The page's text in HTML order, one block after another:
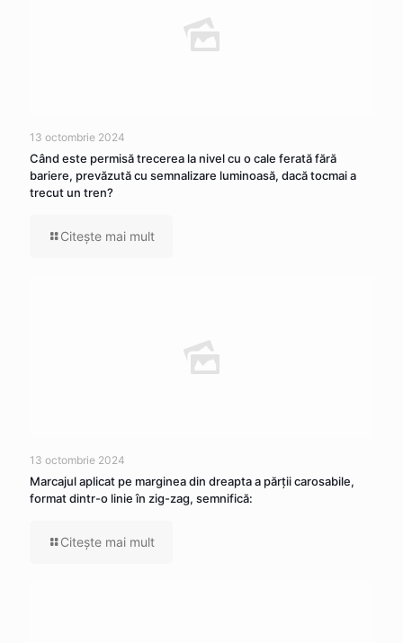
13 octombrie 2024
Când este permisă trecerea la nivel cu o cale ferată fără
bariere, prevăzută cu semnalizare luminoasă, dacă tocmai a
trecut un tren?
Citeşte mai mult
13 octombrie 2024
Marcajul aplicat pe marginea din dreapta a părţii carosabile,
format dintr-o linie în zig-zag, semnifică:
Citeşte mai mult